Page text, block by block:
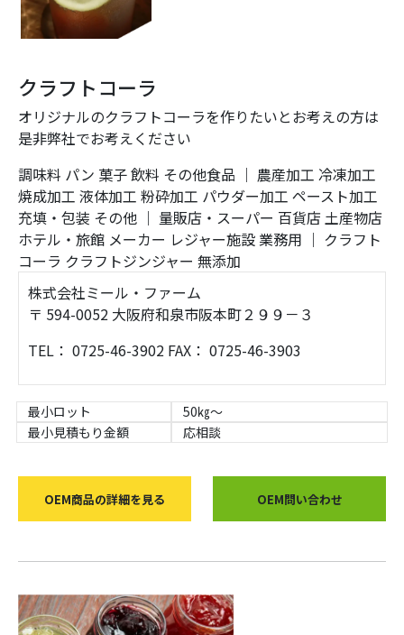
クラフトコーラ
オリジナルのクラフトコーラを作りたいとお考えの方は
是非弊社でお考えください
調味料 パン 菓子飲料 その他食品 ｜ 農産加工 冷凍加工
焼成加工 液体加工 粉砕加工 パウダー加工 ペースト加工
充填・包装 その他 ｜ 量販店・スーパー 百貨店土産物店
ホテル・旅館 メーカー レジャー施設業務用 ｜ クラフト
コーラ クラフトジンジャー 無添加
株式会社ミール・ファーム
〒 594-0052 大阪府和泉市阪本町２９９－３
TEL： 0725-46-3902 FAX： 0725-46-3903
最小ロット
50㎏～
最小見積もり金額
応相談
OEM商品の詳細を見る OEM問い合わせ